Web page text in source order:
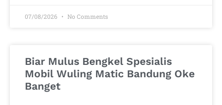
07/08/2026 No Comments
Biar Mulus Bengkel Spesialis
Mobil Wuling Matic Bandung Oke
Banget